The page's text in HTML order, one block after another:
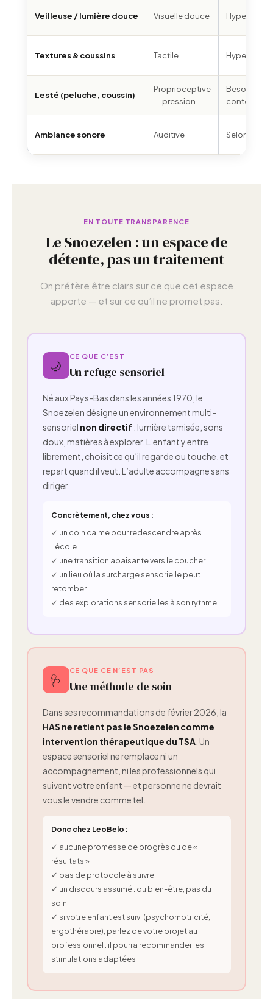
Veilleuse / lumière douce Visuelle douce
Textures & coussins Tactile
Lesté (peluche, coussin)
Proprioceptive
— pression
Besoin de
contenance
Ambiance sonore Auditive Selon le
EN TOUTE TRANSPARENCE
Le Snoezelen : un espace de
détente, pas un traitement
On préfère être clairs sur ce que cet espace
apporte — et sur ce qu’il ne promet pas.
🌙
CE QUE C’EST
Un refuge sensoriel
Né aux Pays-Bas dans les années 1970, le
Snoezelen désigne un environnement multi-
sensoriel non directif : lumière tamisée, sons
doux, matières à explorer. L’enfant y entre
librement, choisit ce qu’il regarde ou touche, et
repart quand il veut. L’adulte accompagne sans
diriger.
Concrètement, chez vous :
✓ un coin calme pour redescendre après
l’école
✓ une transition apaisante vers le coucher
✓ un lieu où la surcharge sensorielle peut
retomber
✓ des explorations sensorielles à son rythme
🩺
CE QUE CE N’EST PAS
Une méthode de soin
Dans ses recommandations de février 2026, la
HAS ne retient pas le Snoezelen comme
intervention thérapeutique du TSA. Un
espace sensoriel ne remplace ni un
accompagnement, ni les professionnels qui
suivent votre enfant — et personne ne devrait
vous le vendre comme tel.
Donc chez LeoBelo :
✓ aucune promesse de progrès ou de «
résultats »
✓ pas de protocole à suivre
✓ un discours assumé : du bien-être, pas du
soin
✓ si votre enfant est suivi (psychomotricité,
ergothérapie), parlez de votre projet au
professionnel : il pourra recommander les
stimulations adaptées